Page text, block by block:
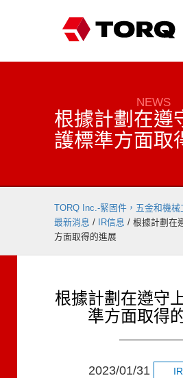
NEWS
根據計劃在遵
護標準方面取
TORQ Inc.-緊固件，五金和機械
最新消息 / IR信息 / 根據計劃在
方面取得的進展
根據計劃在遵守
準方面取得
2023/01/31